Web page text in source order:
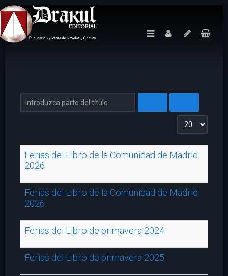
Ferias del Libro de la Comunidad de Madrid
2026
Ferias del Libro de la Comunidad de Madrid
2026
Ferias del Libro de primavera 2024
Ferias del Libro de primavera 2025